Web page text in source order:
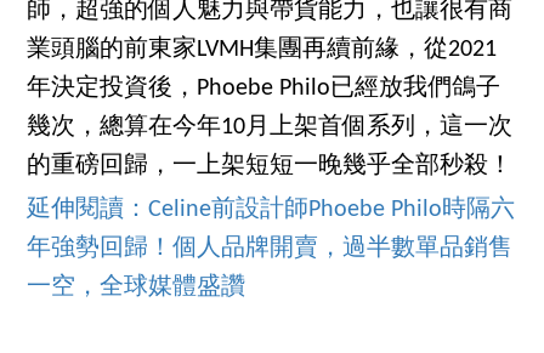
師，超強的個人魅力與帶貨能力，也讓很有商
業頭腦的前東家LVMH集團再續前緣，從2021
年決定投資後，Phoebe Philo已經放我們鴿子
幾次，總算在今年10月上架首個系列，這一次
的重磅回歸，一上架短短一晚幾乎全部秒殺！
延伸閱讀：Celine前設計師Phoebe Philo時隔六
年強勢回歸！個人品牌開賣，過半數單品銷售
一空，全球媒體盛讚